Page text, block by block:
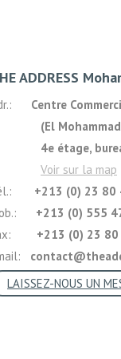
ADDRESS
Centre
étage, bureau
Voir sur la map
+213 (0) 23 80
+213 (0) 555
+213 (0) 23
LAISSEZ-NOUS UN